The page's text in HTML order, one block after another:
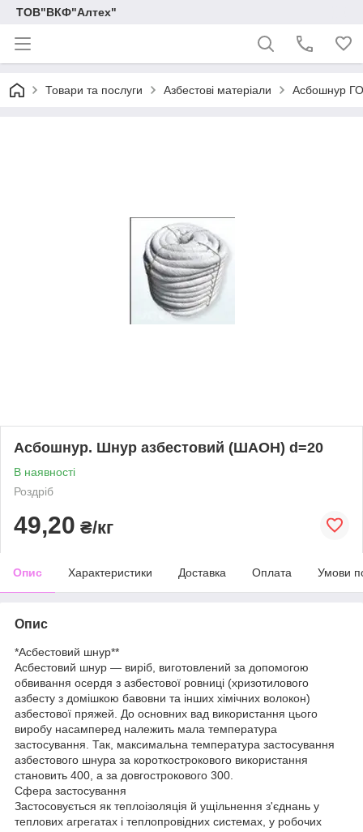
ТОВ"ВКФ"Алтех"
Товари та послуги Азбестові матеріали Асбошнур
Асбошнур. Шнур азбестовий (ШАОН) d=20
В наявності
Роздріб
49,20 ₴/кг
Опис Характеристики Доставка Оплата Умови
Опис
*Асбестовий шнур**
Асбестовий шнур — виріб, виготовлений за допомогою
обвивання осердя з азбестової ровниці (хризотилового
азбесту з домішкою бавовни та інших хімічних волокон)
азбестової пряжей. До основних вад використання цього
виробу насамперед належить мала температура
застосування. Так, максимальна температура застосування
азбестового шнура за короткострокового використання
становить 400, а за довгострокового 300.
Сфера застосування
Застосовується як теплоізоляція й ущільнення з'єднань у
теплових агрегатах і теплопровідних системах, у робочих